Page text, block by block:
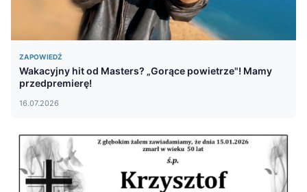
ZAPOWIEDŹ
Wakacyjny hit od Masters? „Gorące powietrze"! Mamy
przedpremierę!
16.07.2026